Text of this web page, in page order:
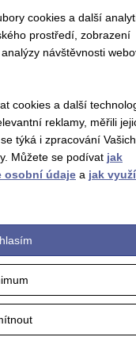
cookies a další
prostředí, zobrazení
návštěvnosti
cookies a další
reklamy, měřili
týká i zpracování
Můžete se podívat jak
osobní údaje a jak
Zobrazit